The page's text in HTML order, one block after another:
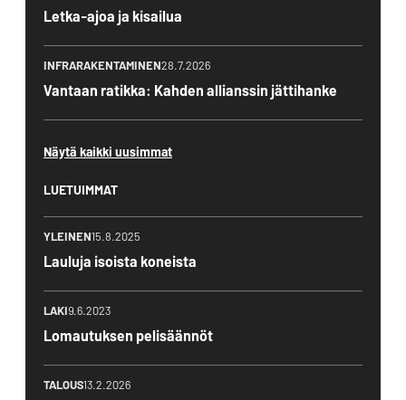
Letka-ajoa ja kisailua
INFRARAKENTAMINEN28.7.2026
Vantaan ratikka: Kahden allianssin jättihanke
Näytä kaikki uusimmat
LUETUIMMAT
YLEINEN15.8.2025
Lauluja isoista koneista
LAKI9.6.2023
Lomautuksen pelisäännöt
TALOUS13.2.2026